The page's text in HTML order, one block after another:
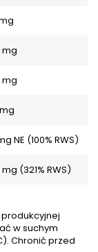
mg
mg
NE (100% RWS)
(321% RWS)
w suchym
Chronić przed